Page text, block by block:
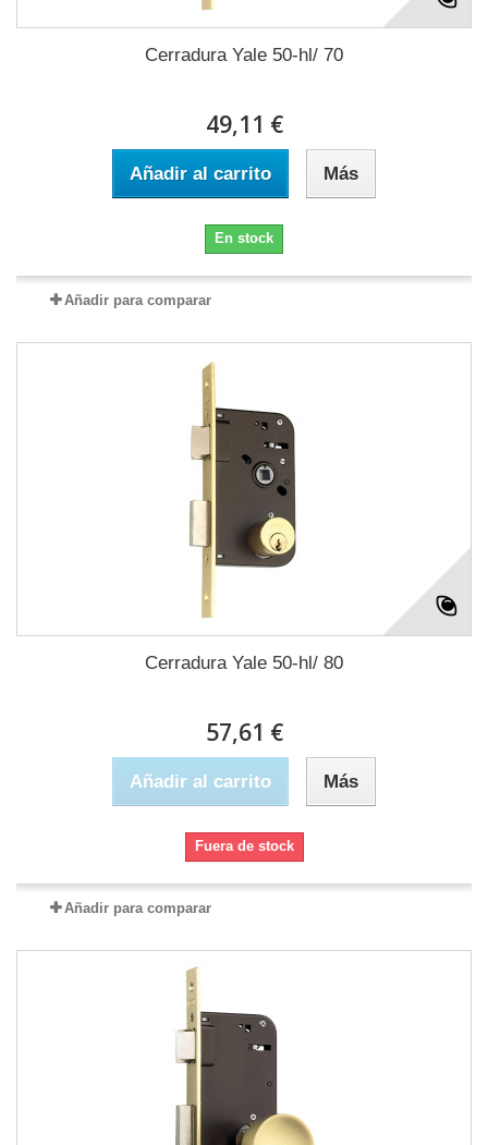
Cerradura Yale 50-hl/ 70
49,11 €
Añadir al carrito Más
En stock
Añadir para comparar
Cerradura Yale 50-hl/ 80
57,61 €
Añadir al carrito Más
Fuera de stock
Añadir para comparar